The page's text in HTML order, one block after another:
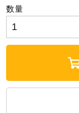
アウトド
サポータ
数量